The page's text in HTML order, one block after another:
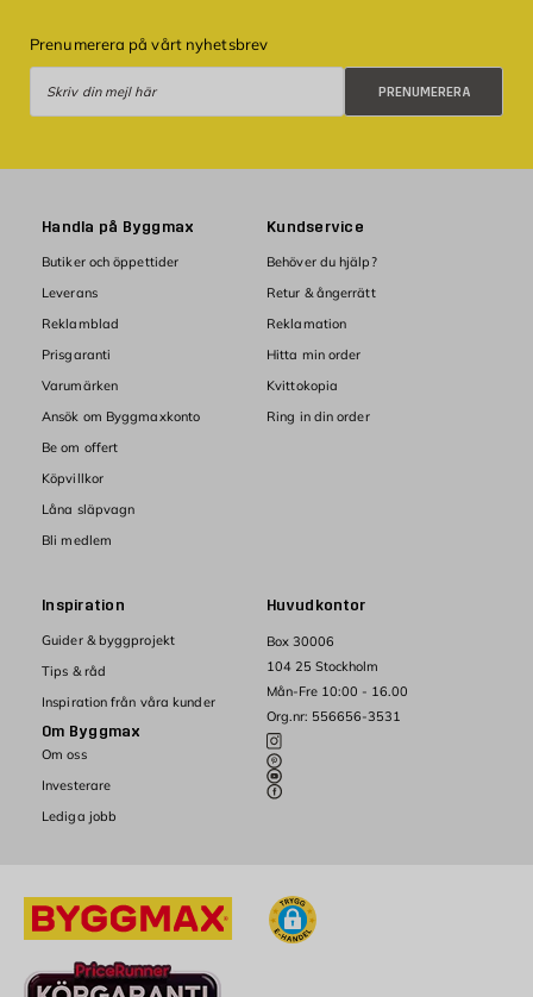
Prenumerera på vårt nyhetsbrev
PRENUMERERA
Huvudkontor
Box 30006
104 25 Stockholm
Mån-Fre 10:00 - 16.00
Org.nr: 556656-3531
Handla på Byggmax
Butiker och öppettider
Leverans
Reklamblad
Prisgaranti
Varumärken
Ansök om Byggmaxkonto
Be om offert
Köpvillkor
Låna släpvagn
Bli medlem
Kundservice
Behöver du hjälp?
Retur & ångerrätt
Reklamation
Hitta min order
Kvittokopia
Ring in din order
Inspiration
Guider & byggprojekt
Tips & råd
Inspiration från våra kunder
Om Byggmax
Om oss
Investerare
Lediga jobb